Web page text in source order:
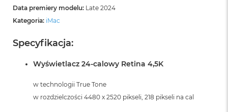
Data premiery modelu: Late 2024
Kategoria: iMac
Specyfikacja:
Wyświetlacz 24-calowy Retina 4,5K
w technologii True Tone
w rozdzielczości 4480 x 2520 pikseli, 218 pikseli na cal